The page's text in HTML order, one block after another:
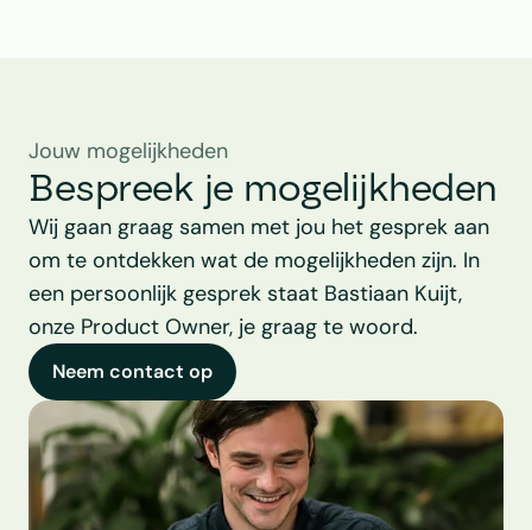
Jouw mogelijkheden
Bespreek je mogelijkheden
Wij gaan graag samen met jou het gesprek aan
om te ontdekken wat de mogelijkheden zijn. In
een persoonlijk gesprek staat Bastiaan Kuijt,
onze Product Owner, je graag te woord.
Neem contact op